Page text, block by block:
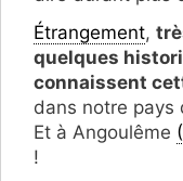
Étrangement,
quelques
connaissent
dans notre pays
Et à Angoulême
!